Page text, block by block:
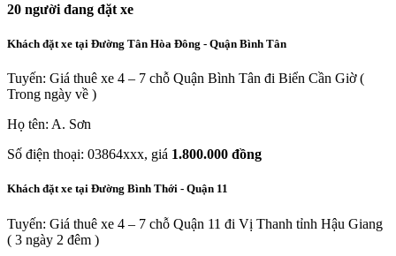
20 người đang đặt xe
Khách đặt xe tại Đường Tân Hòa Đông - Quận Bình Tân
Tuyến: Giá thuê xe 4 – 7 chỗ Quận Bình Tân đi Biển Cần Giờ (
Trong ngày về )
Họ tên: A. Sơn
Số điện thoại: 03864xxx, giá 1.800.000 đồng
Khách đặt xe tại Đường Bình Thới - Quận 11
Tuyến: Giá thuê xe 4 – 7 chỗ Quận 11 đi Vị Thanh tỉnh Hậu Giang
( 3 ngày 2 đêm )